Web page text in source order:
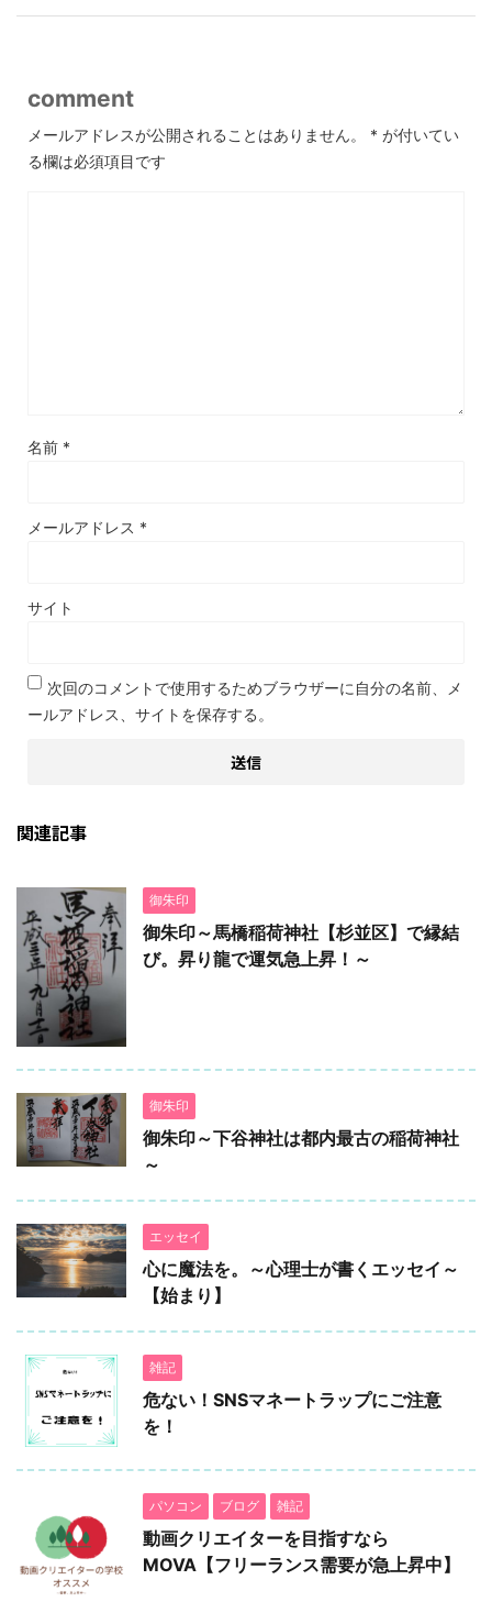
comment
メールアドレスが公開されることはありません。 * が付いてい
る欄は必須項目です
名前 *
メールアドレス *
サイト
次回のコメントで使用するためブラウザーに自分の名前、メ
ールアドレス、サイトを保存する。
関連記事
御朱印
御朱印～馬橋稲荷神社【杉並区】で縁結
び。昇り龍で運気急上昇！～
御朱印
御朱印～下谷神社は都内最古の稲荷神社
～
エッセイ
心に魔法を。～心理士が書くエッセイ～
【始まり】
雑記
危ない！SNSマネートラップにご注意
を！
パソコン ブログ 雑記
動画クリエイターを目指すなら
MOVA【フリーランス需要が急上昇中】